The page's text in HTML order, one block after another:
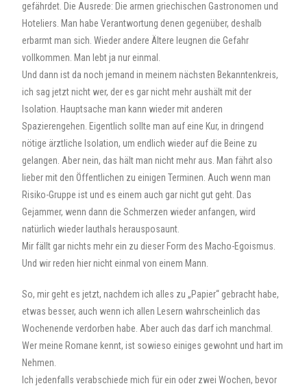
gefährdet. Die Ausrede: Die armen griechischen Gastronomen und
Hoteliers. Man habe Verantwortung denen gegenüber, deshalb
erbarmt man sich. Wieder andere Ältere leugnen die Gefahr
vollkommen. Man lebt ja nur einmal.
Und dann ist da noch jemand in meinem nächsten Bekanntenkreis,
ich sag jetzt nicht wer, der es gar nicht mehr aushält mit der
Isolation. Hauptsache man kann wieder mit anderen
Spazierengehen. Eigentlich sollte man auf eine Kur, in dringend
nötige ärztliche Isolation, um endlich wieder auf die Beine zu
gelangen. Aber nein, das hält man nicht mehr aus. Man fährt also
lieber mit den Öffentlichen zu einigen Terminen. Auch wenn man
Risiko-Gruppe ist und es einem auch gar nicht gut geht. Das
Gejammer, wenn dann die Schmerzen wieder anfangen, wird
natürlich wieder lauthals herausposaunt.
Mir fällt gar nichts mehr ein zu dieser Form des Macho-Egoismus.
Und wir reden hier nicht einmal von einem Mann.
So, mir geht es jetzt, nachdem ich alles zu „Papier“ gebracht habe,
etwas besser, auch wenn ich allen Lesern wahrscheinlich das
Wochenende verdorben habe. Aber auch das darf ich manchmal.
Wer meine Romane kennt, ist sowieso einiges gewohnt und hart im
Nehmen.
Ich jedenfalls verabschiede mich für ein oder zwei Wochen, bevor